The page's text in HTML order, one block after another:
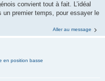
convient tout à fait. L’idéal
premier temps, pour essayer le
Aller au message
en position basse